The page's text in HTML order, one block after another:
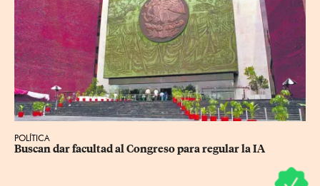
POLÍTICA
Buscan dar facultad al Congreso para regular la IA